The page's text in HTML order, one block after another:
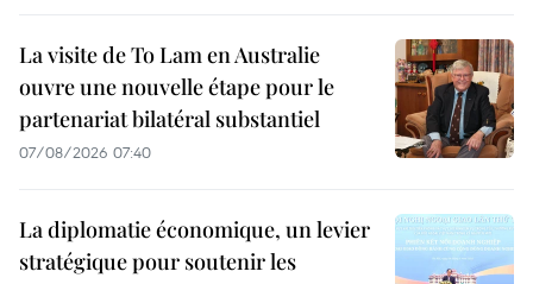
La visite de To Lam en Australie
ouvre une nouvelle étape pour le
partenariat bilatéral substantiel
07/08/2026 07:40
La diplomatie économique, un levier
stratégique pour soutenir les